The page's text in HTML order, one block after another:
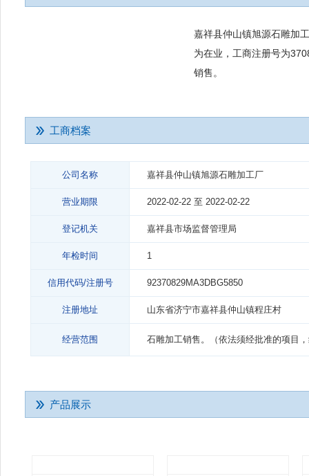
嘉祥县仲山镇旭源石雕加
为在业，工商注册号为
销售。
工商档案
公司名称 嘉祥县仲山镇旭源石雕加工厂
营业期限 2022-02-22 至 2022-02-22
登记机关 嘉祥县市场监督管理局
年检时间 1
信用代码/注册号 92370829MA3DBG5850
注册地址 山东省济宁市嘉祥县仲山镇程庄村
经营范围 石雕加工销售。（依法须经批准的项目
产品展示